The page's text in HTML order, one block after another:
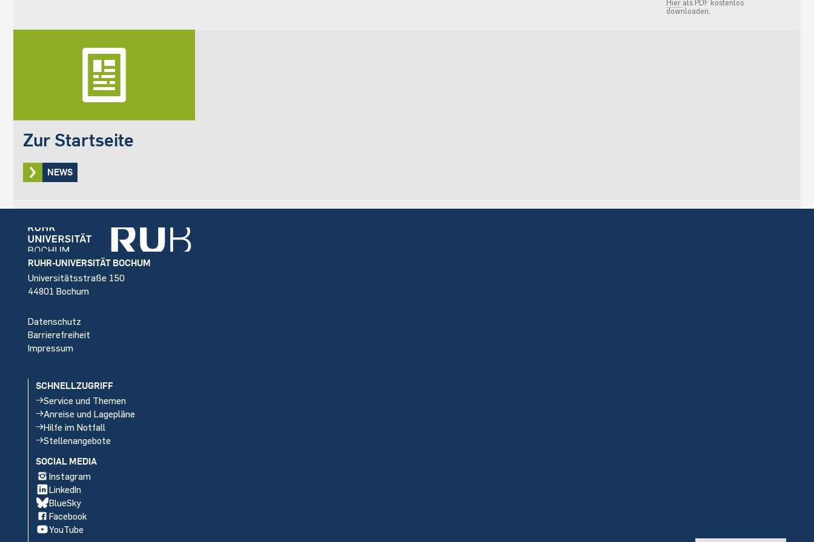
Hier als PDF kostenlos
downloaden.
Zur Startseite
NEWS
Footer
RUHR-UNIVERSITÄT BOCHUM
Universitätsstraße 150
44801 Bochum
Datenschutz
Barrierefreiheit
Impressum
SCHNELLZUGRIFF
Service und Themen
Anreise und Lagepläne
Hilfe im Notfall
Stellenangebote
SOCIAL MEDIA
Instagram
LinkedIn
BlueSky
Facebook
YouTube